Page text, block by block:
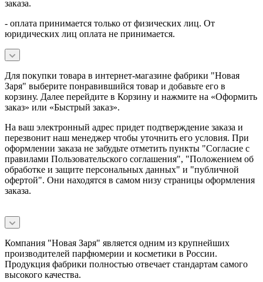
заказа.
- оплата принимается только от физических лиц. От
юридических лиц оплата не принимается.
Для покупки товара в интернет-магазине фабрики "Новая
Заря" выберите понравившийся товар и добавьте его в
корзину. Далее перейдите в Корзину и нажмите на «Оформить
заказ» или «Быстрый заказ».
На ваш электронный адрес придет подтверждение заказа и
перезвонит наш менеджер чтобы уточнить его условия. При
оформлении заказа не забудьте отметить пункты "Согласие с
правилами Пользовательского соглашения", "Положением об
обработке и защите персональных данных" и "публичной
офертой". Они находятся в самом низу страницы оформления
заказа.
Компания "Новая Заря" является одним из крупнейших
производителей парфюмерии и косметики в России.
Продукция фабрики полностью отвечает стандартам самого
высокого качества.